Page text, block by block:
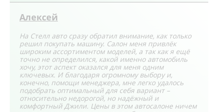
Алексей
На Стелл авто сразу обратил внимание, как только
решил покупать машину. Салон меня привлёк
широким ассортиментом моделей, а так как я ещё
точно не определился, какой именно автомобиль
хочу, этот аспект оказался для меня одним
ключевых. И благодаря огромному выбору и,
конечно, помощи менеджера, мне легко удалось
подобрать оптимальный для себя вариант –
относительно недорогой, но надёжный и
комфортный Джили. Цены в этом автосалоне ничем